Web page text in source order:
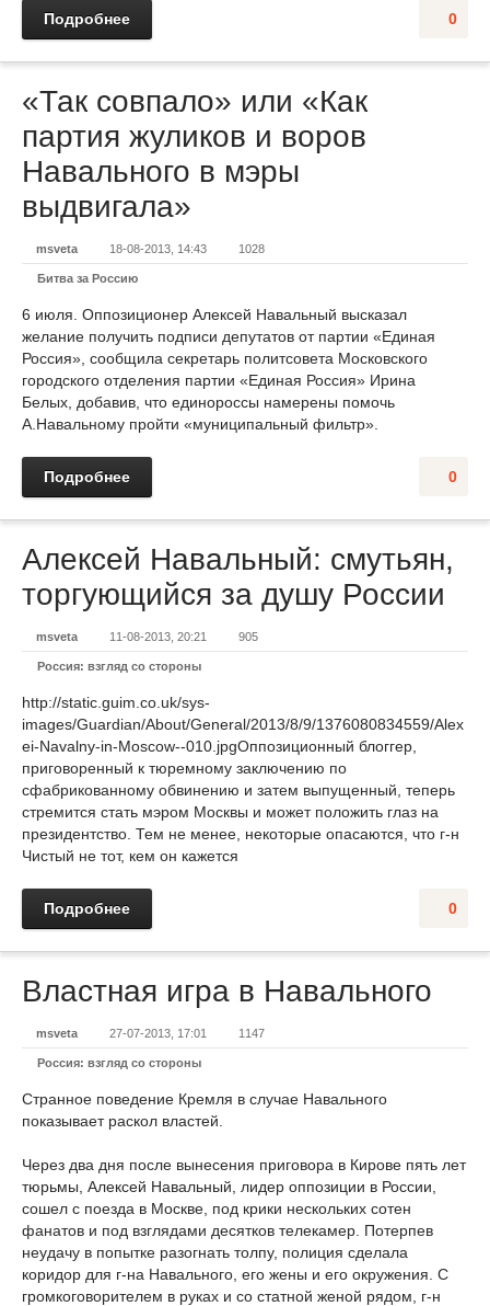
0
Подробнее
«Так совпало» или «Как
партия жуликов и воров
Навального в мэры
выдвигала»
msveta 18-08-2013, 14:43 1028
Битва за Россию
6 июля. Оппозиционер Алексей Навальный высказал
желание получить подписи депутатов от партии «Единая
Россия», сообщила секретарь политсовета Московского
городского отделения партии «Единая Россия» Ирина
Белых, добавив, что единороссы намерены помочь
А.Навальному пройти «муниципальный фильтр».
0
Подробнее
Алексей Навальный: смутьян,
торгующийся за душу России
msveta 11-08-2013, 20:21 905
Россия: взгляд со стороны
http://static.guim.co.uk/sys-
images/Guardian/About/General/2013/8/9/1376080834559/Alex
ei-Navalny-in-Moscow--010.jpgОппозиционный блоггер,
приговоренный к тюремному заключению по
сфабрикованному обвинению и затем выпущенный, теперь
стремится стать мэром Москвы и может положить глаз на
президентство. Тем не менее, некоторые опасаются, что г-н
Чистый не тот, кем он кажется
0
Подробнее
Властная игра в Навального
msveta 27-07-2013, 17:01 1147
Россия: взгляд со стороны
Странное поведение Кремля в случае Навального
показывает раскол властей.
Через два дня после вынесения приговора в Кирове пять лет
тюрьмы, Алексей Навальный, лидер оппозиции в России,
сошел с поезда в Москве, под крики нескольких сотен
фанатов и под взглядами десятков телекамер. Потерпев
неудачу в попытке разогнать толпу, полиция сделала
коридор для г-на Навального, его жены и его окружения. С
громкоговорителем в руках и со статной женой рядом, г-н